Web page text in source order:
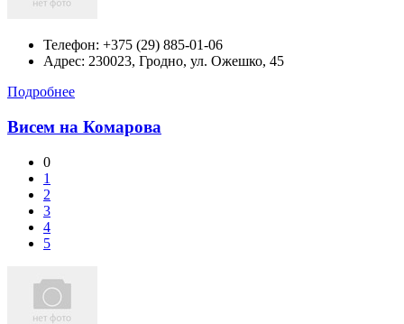
Телефон: +375 (29) 885-01-06
Адрес: 230023, Гродно, ул. Ожешко, 45
Подробнее
Висем на Комарова
0
1
2
3
4
5